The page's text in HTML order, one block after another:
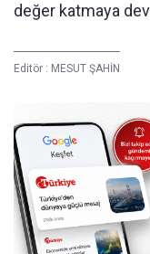
değer katmaya
Editör : MESUT ŞAHİN